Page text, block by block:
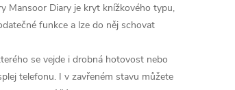
Mansoor Diary je kryt knížkového typu,
funkce a lze do něj schovat
se vejde i drobná hotovost nebo
telefonu. I v zavřeném stavu můžete